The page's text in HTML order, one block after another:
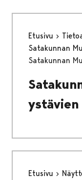
Etusivu
Satakunnan
Satakunnan
Etusivu